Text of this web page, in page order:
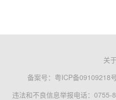
关
备案号： 粤ICP备09109218
违法和不良信息举报电话：0755-